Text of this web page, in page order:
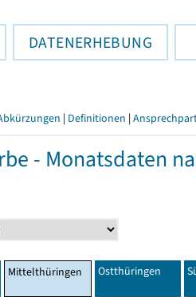
DATENERHEBUNG
| Definitionen |
- Monatsdaten
Mittelthüringen Ostthüringen